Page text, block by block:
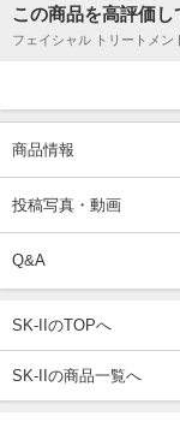
この商品を高評価
フェイシャル トリートメン
商品情報
投稿写真・動画
Q&A
SK-IIのTOPへ
SK-IIの商品一覧へ